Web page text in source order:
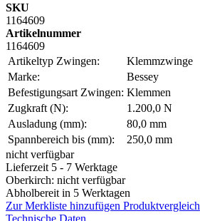
SKU
1164609
Artikelnummer
1164609
Artikeltyp Zwingen:
Klemmzwinge
Marke:
Bessey
Befestigungsart Zwingen: Klemmen
Zugkraft (N):
1.200,0 N
Ausladung (mm):
80,0 mm
Spannbereich bis (mm):
250,0 mm
nicht verfügbar
Lieferzeit 5 - 7 Werktage
Oberkirch: nicht verfügbar
Abholbereit in 5 Werktagen
Zur Merkliste hinzufügen Produktvergleich
Technische Daten